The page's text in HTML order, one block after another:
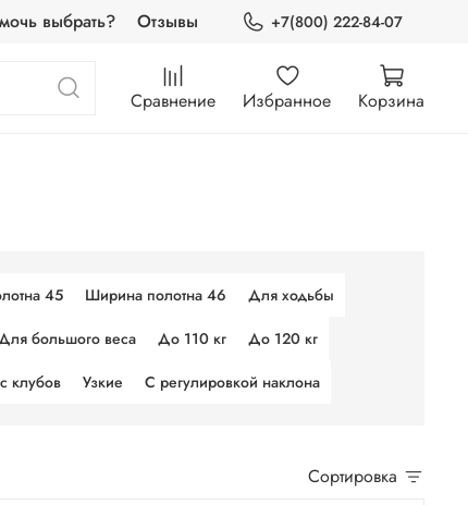
выбрать? Отзывы +7(800) 222-84-07
Сравнение Избранное Корзина
45 Ширина полотна 46
Для ходьбы
большого веса До 110 кг
До 120 кг
клубов Узкие С регулировкой наклона
Сортировка